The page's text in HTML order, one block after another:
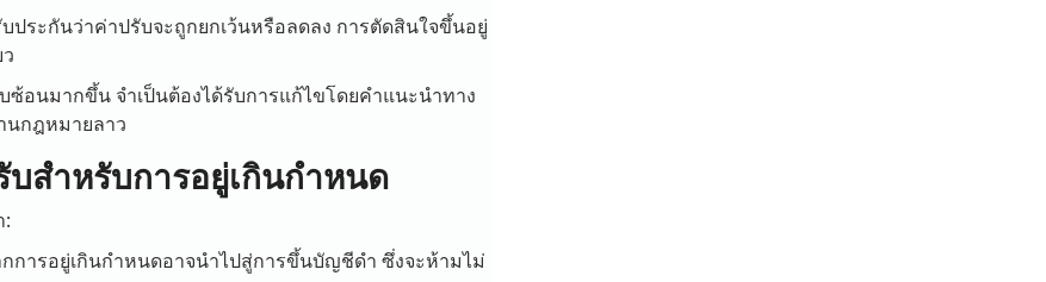
ประกันว่าค่าปรับจะถูกยกเว้นหรือลดลง การตัดสินใจขึ้นอยู่
อนมากขึ้น จำเป็นต้องได้รับการแก้ไขโดยคำแนะนำทาง
นกฎหมายลาว
สำหรับการอยู่เกินกำหนด
การอยู่เกินกำหนดอาจนำไปสู่การขึ้นบัญชีดำ ซึ่งจะห้ามไม่